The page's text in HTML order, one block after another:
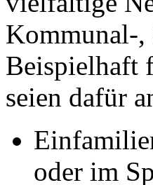
Kommunal-,
Beispielhaft
seien dafür
oder im